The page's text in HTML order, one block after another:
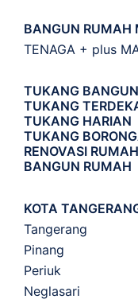
BANGUN RUMAH
TENAGA + plus
TUKANG
TUKANG
TUKANG HARIAN
TUKANG
RENOVASI RUMAH
BANGUN RUMAH
KOTA
Tangerang
Pinang
Periuk
Neglasari